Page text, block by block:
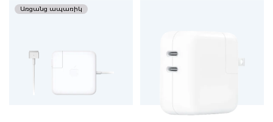
Գաջեթներ
Առցանց ապառիկ